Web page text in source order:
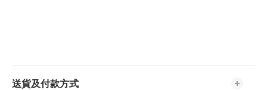
送貨及付款方式